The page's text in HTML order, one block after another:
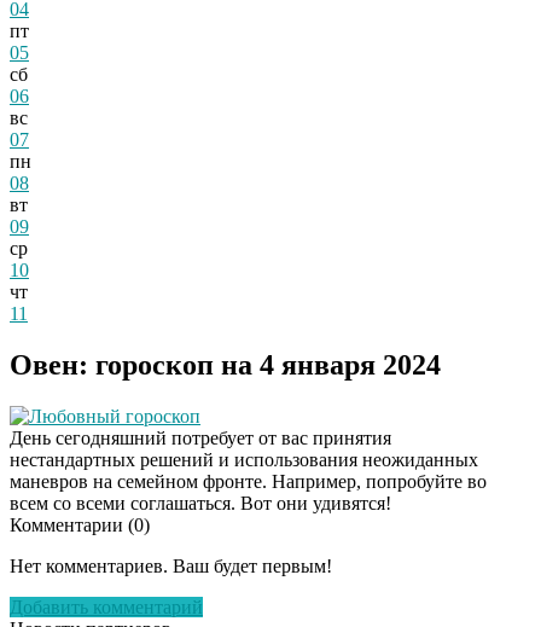
04
пт
05
сб
06
вс
07
пн
08
вт
09
ср
10
чт
11
Овен: гороскоп на 4 января 2024
Любовный гороскоп
День сегодняшний потребует от вас принятия
нестандартных решений и использования неожиданных
маневров на семейном фронте. Например, попробуйте во
всем со всеми соглашаться. Вот они удивятся!
Комментарии (0)
Нет комментариев. Ваш будет первым!
Добавить комментарий
Скрытая камера на
люди вытворяют, когда
их не видят...